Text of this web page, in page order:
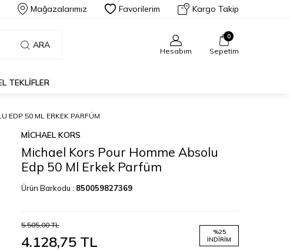
Mağazalarımız Favorilerim Kargo Takip
ARA
Hesabım
0
Sepetim
TEKLIFLER
EDP 50 ML ERKEK PARFÜM
MICHAEL KORS
Michael Kors Pour Homme Absolu
Edp 50 Ml Erkek Parfüm
Ürün Barkodu : 850059827369
5.505,00TL
4.128,75 TL
%25
İNDIRIM